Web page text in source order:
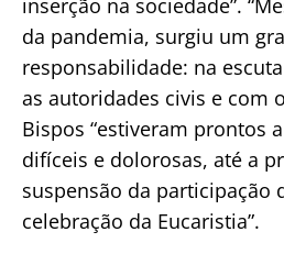
da pandemia, surgiu um
responsabilidade: na
as autoridades civis e com
Bispos “estiveram prontos
difíceis e dolorosas, até a
suspensão da participação
celebração da Eucaristia”.